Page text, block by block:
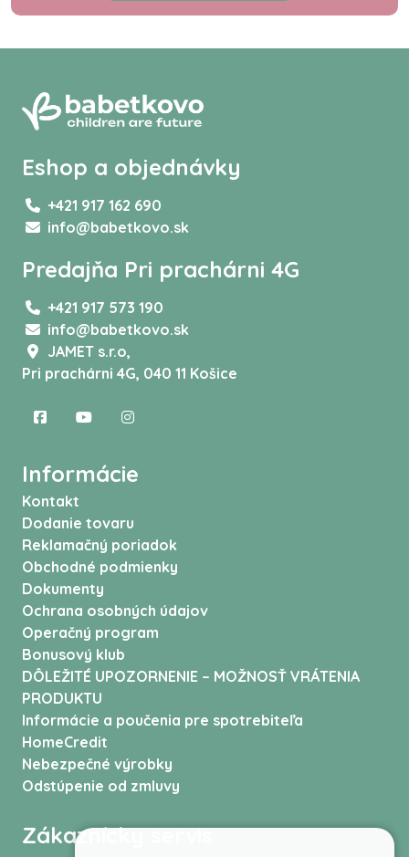
Eshop a objednávky
+421 917 162 690
info@babetkovo.sk
Predajňa Pri prachárni 4G
+421 917 573 190
info@babetkovo.sk
JAMET s.r.o,
Pri prachárni 4G, 040 11 Košice
Informácie
Kontakt
Dodanie tovaru
Reklamačný poriadok
Obchodné podmienky
Dokumenty
Ochrana osobných údajov
Operačný program
Bonusový klub
DÔLEŽITÉ UPOZORNENIE – MOŽNOSŤ VRÁTENIA
PRODUKTU
Informácie a poučenia pre spotrebiteľa
HomeCredit
Nebezpečné výrobky
Odstúpenie od zmluvy
Zákaznícky servis